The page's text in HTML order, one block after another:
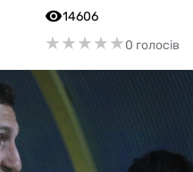
14606
★★★★★
★★★★★0 голосів